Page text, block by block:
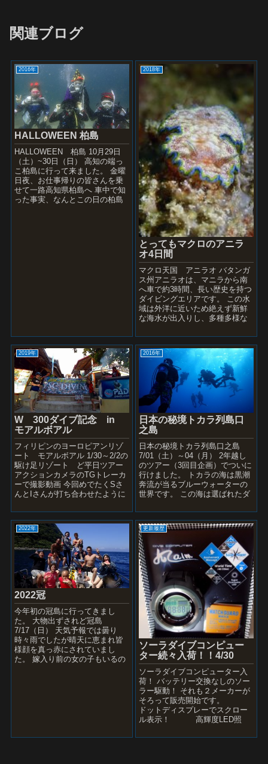
関連ブログ
2016年
HALLOWEEN 柏島
HALLOWEEN 柏島 10月29日
（土）~30日（日） 高知の端っ
こ柏島に行って来ました。 金曜
日夜、お仕事帰りの皆さんを乗
せて一路高知県柏島へ 車中で知
った事実、なんとこの日の柏島
2018年
とってもマクロのアニラ
オ4日間
マクロ天国 アニラオ バタンガ
ス州アニラオは、マニラから南
へ車で約3時間、長い歴史を持つ
ダイビングエリアです。 この水
域は外洋に近いため絶えず新鮮
な海水が出入りし、多種多様な
水中生物（エビカニ）マクロで
有名で...
2019年
W 300ダイブ記念 in
モアルボアル
フィリピンのヨーロピアンリゾ
ート モアルボアル 1/30～2/2の
駆け足リゾート ど平日ツアー
アクションカメラのTGトレーカ
ーで撮影動画 今回めでたくSさ
んとIさんが打ち合わせたように
ぞ””...
2016年
日本の秘境トカラ列島口
之島
日本の秘境トカラ列島口之島
7/01（土）～04（月） 2年越し
のツアー（3回目企画）でついに
行けました。 トカラの海は黒潮
奔流が当るブルーウォーターの
世界です。 この海は選ばれたダ
数制限、台風等で荒...
2022年
2022冠
今年初の冠島に行ってきまし
た。 大物出ずされど冠島
7/17（日） 天気予報では曇り
時々雨でしたが晴天に恵まれ皆
様顔を真っ赤にされていまし
た。 嫁入り前の女の子もいるの
更新履歴
ソーラダイブコンピュー
ター続々入荷！！4/30
ソーラダイブコンピューター入
荷！ バッテリー交換なしのソー
ラー駆動！ それも２メーカーが
そろって販売開始です。
ドットディスプレーでスクロー
ル表示！ 高輝度LED照
市！ 今ま...